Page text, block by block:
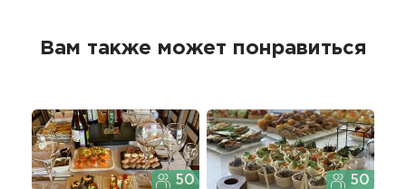
Вам также может понравиться
50 50